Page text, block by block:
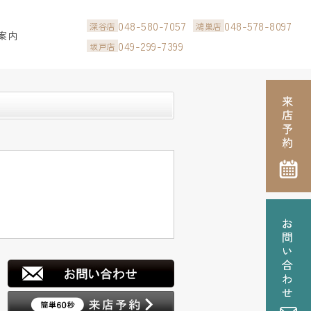
内
深谷店 048-580-7057 鴻巣店 048-578-8097
坂戸店 049-299-7399